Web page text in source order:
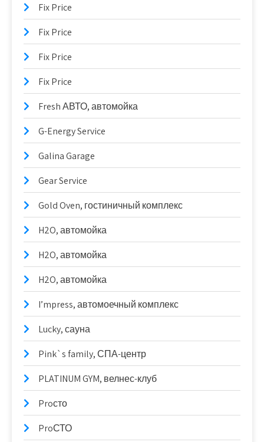
Fix Price
Fix Price
Fix Price
Fix Price
Fresh АВТО, автомойка
G-Energy Service
Galina Garage
Gear Service
Gold Oven, гостиничный комплекс
H2O, автомойка
H2O, автомойка
H2O, автомойка
I’mpress, автомоечный комплекс
Lucky, сауна
Pink`s family, СПА-центр
PLATINUM GYM, велнес-клуб
Proсто
ProСТО